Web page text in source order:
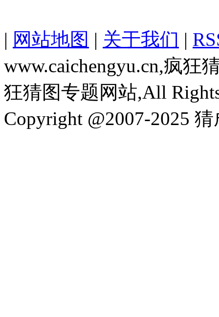
| 网站地图 | 关于我们 |
www.caichengyu.cn,疯狂
狂猜图专题网站,All
Copyright @2007-2025